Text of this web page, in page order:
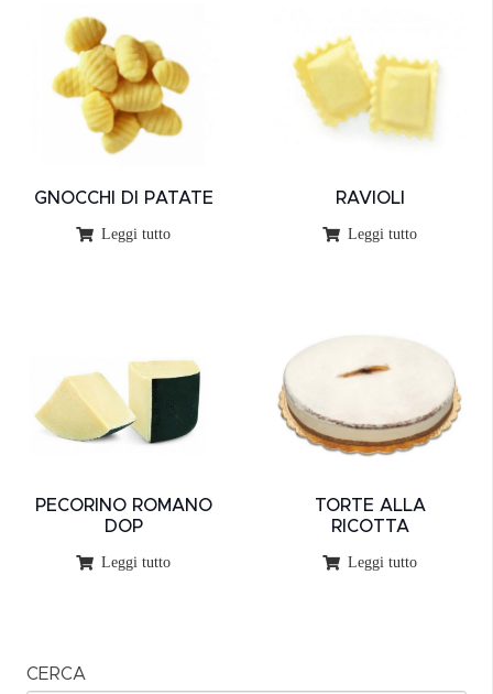
GNOCCHI DI PATATE
Leggi tutto
RAVIOLI
Leggi tutto
PECORINO ROMANO
DOP
Leggi tutto
TORTE ALLA
RICOTTA
Leggi tutto
CERCA